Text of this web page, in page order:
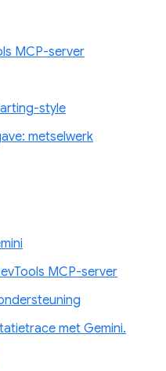
MCP-server
style
metselwerk
MCP-server
met Gemini.